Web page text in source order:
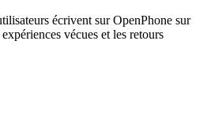
écrivent sur OpenPhone sur
vécues et les retours